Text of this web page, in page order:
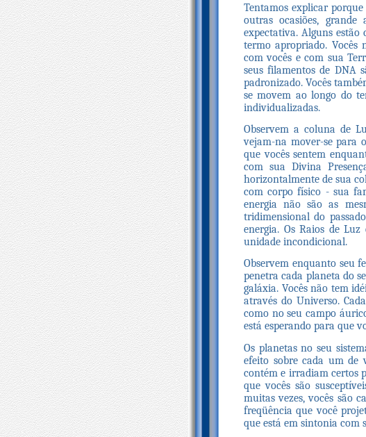
Tentamos explicar
outras ocasiões,
expectativa. Alguns estão
termo apropriado. Vocês
com vocês e com sua
seus filamentos de DNA
padronizado. Vocês
se movem ao longo do
individualizadas.
Observem a coluna de
vejam-na mover-se para
que vocês sentem
com sua Divina
horizontalmente de sua
com corpo físico - sua
energia não são as
tridimensional do
energia. Os Raios de
unidade incondicional.
Observem enquanto seu
penetra cada planeta do
galáxia. Vocês não tem
através do Universo.
como no seu campo
está esperando para que
Os planetas no seu
efeito sobre cada um de
contém e irradiam certos
que vocês são
muitas vezes, vocês são
freqüência que você
que está em sintonia com